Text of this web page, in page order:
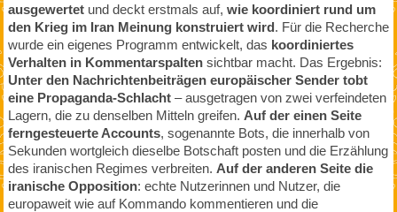
ausgewertetund deckt erstmals auf, wie koordiniert rund um
den Krieg im Iran Meinung konstruiert wird. Für die Recherche
wurde ein eigenes Programm entwickelt, das koordiniertes
Verhalten in Kommentarspaltensichtbar macht. Das Ergebnis:
Unter den Nachrichtenbeiträgen europäischer Sender tobt
eine Propaganda-Schlacht– ausgetragen von zwei verfeindeten
Lagern, die zu denselben Mitteln greifen. Auf der einen Seite
ferngesteuerte Accounts, sogenannte Bots, die innerhalb von
Sekunden wortgleich dieselbe Botschaft posten und die Erzählung
des iranischen Regimes verbreiten. Auf der anderen Seite die
iranische Opposition: echte Nutzerinnen und Nutzer, die
europaweit wie auf Kommando kommentieren und die